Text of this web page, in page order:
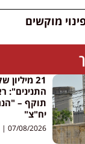
מוקשים
21
התנינים":
תוקף –
יח"צ"
07/08/2026